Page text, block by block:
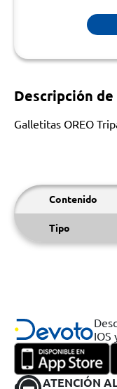
Descripción
Galletitas OREO
Contenido
Tipo
IOS
ATENCIÓN